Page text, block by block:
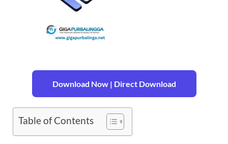
Download Now | Direct Download
Table of Contents